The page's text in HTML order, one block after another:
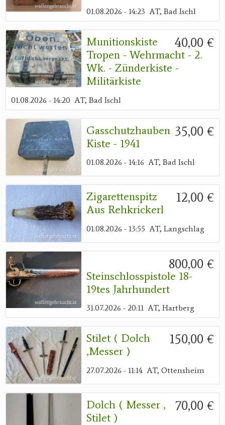
01.08.2026 - 14:23 AT, Bad Ischl
40,00 €
Munitionskiste
Tropen - Wehrmacht - 2.
Wk. - Zünderkiste -
Militärkiste
01.08.2026 - 14:20 AT, Bad Ischl
35,00 €
Gasschutzhauben
Kiste - 1941
01.08.2026 - 14:16 AT, Bad Ischl
12,00 €
Zigarettenspitz
Aus Rehkrickerl
01.08.2026 - 13:55 AT, Langschlag
800,00 €
Steinschlosspistole 18-
19tes Jahrhundert
31.07.2026 - 20:11 AT, Hartberg
150,00 €
Stilet ( Dolch
,messer )
27.07.2026 - 11:14 AT, Ottensheim
70,00 €
Dolch ( Messer ,
Stilet )